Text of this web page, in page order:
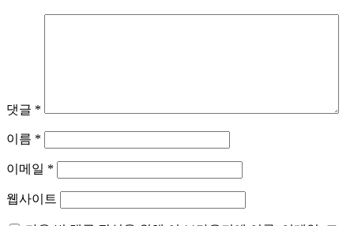
댓글 *
이름 *
이메일 *
웹사이트